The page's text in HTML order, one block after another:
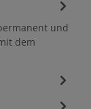
und
dem